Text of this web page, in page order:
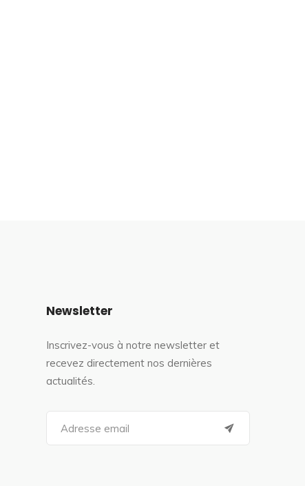
Newsletter
Inscrivez-vous à notre newsletter et
recevez directement nos dernières
actualités.
a